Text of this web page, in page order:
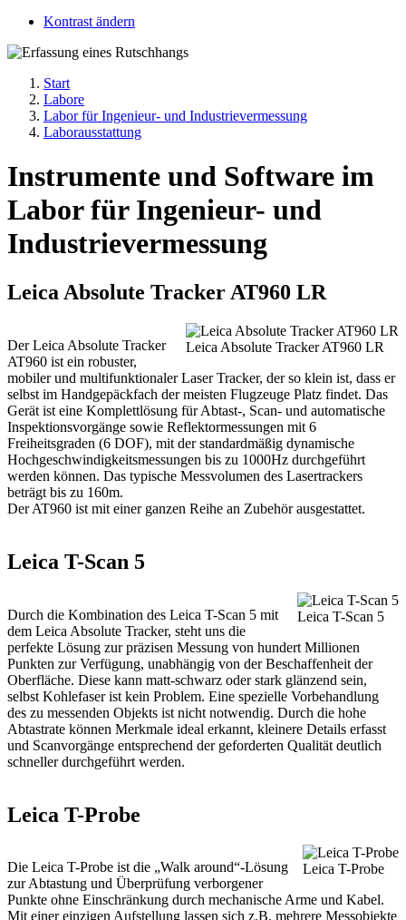
Kontrast ändern
Start
Labore
Labor für Ingenieur- und Industrievermessung
Laborausstattung
Instrumente und Software im
Labor für Ingenieur- und
Industrievermessung
Leica Absolute Tracker AT960 LR
Leica Absolute Tracker AT960 LR
Der Leica Absolute Tracker
AT960 ist ein robuster,
mobiler und multifunktionaler Laser Tracker, der so klein ist, dass er
selbst im Handgepäckfach der meisten Flugzeuge Platz findet. Das
Gerät ist eine Komplettlösung für Abtast-, Scan- und automatische
Inspektionsvorgänge sowie Reflektormessungen mit 6
Freiheitsgraden (6 DOF), mit der standardmäßig dynamische
Hochgeschwindigkeitsmessungen bis zu 1000Hz durchgeführt
werden können. Das typische Messvolumen des Lasertrackers
beträgt bis zu 160m.
Der AT960 ist mit einer ganzen Reihe an Zubehör ausgestattet.
Leica T-Scan 5
Leica T-Scan 5
Durch die Kombination des Leica T-Scan 5 mit
dem Leica Absolute Tracker, steht uns die
perfekte Lösung zur präzisen Messung von hundert Millionen
Punkten zur Verfügung, unabhängig von der Beschaffenheit der
Oberfläche. Diese kann matt-schwarz oder stark glänzend sein,
selbst Kohlefaser ist kein Problem. Eine spezielle Vorbehandlung
des zu messenden Objekts ist nicht notwendig. Durch die hohe
Abtastrate können Merkmale ideal erkannt, kleinere Details erfasst
und Scanvorgänge entsprechend der geforderten Qualität deutlich
schneller durchgeführt werden.
Leica T-Probe
Leica T-Probe
Die Leica T-Probe ist die „Walk around“-Lösung
zur Abtastung und Überprüfung verborgener
Punkte ohne Einschränkung durch mechanische Arme und Kabel.
Mit einer einzigen Aufstellung lassen sich z.B. mehrere Messobjekte